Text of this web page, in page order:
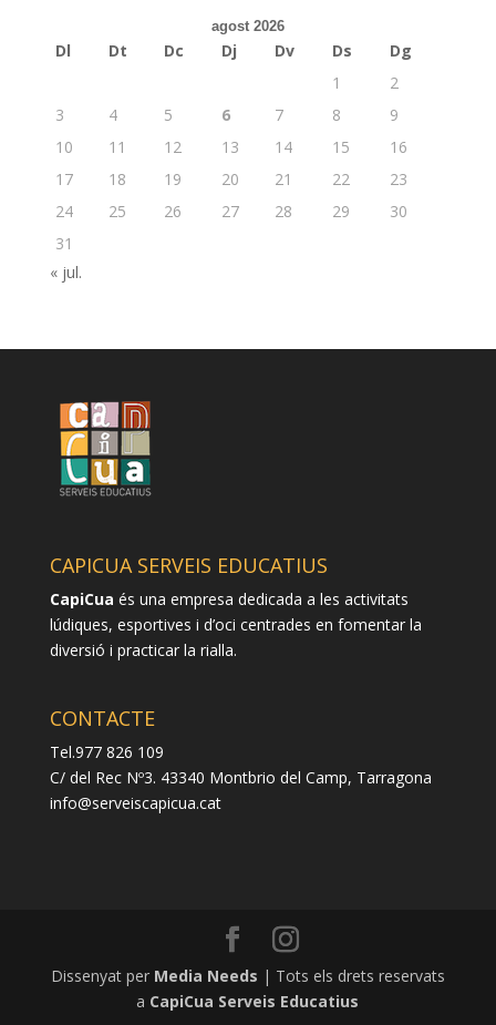
agost 2026
Dl Dt Dc Dj Dv Ds
Dg
1
2
3
4 5 6 7 8
9
10
11 12 13 14 15
16
17
18 19 20 21 22
23
24
25 26 27 28 29
30
31
« jul.
CAPICUA SERVEIS EDUCATIUS
CapiCua és una empresa dedicada a les activitats
lúdiques, esportives i d’oci centrades en fomentar la
diversió i practicar la rialla.
CONTACTE
Tel.977 826 109
C/ del Rec Nº3. 43340 Montbrio del Camp, Tarragona
info@serveiscapicua.cat
Dissenyat per Media Needs | Tots els drets reservats
a CapiCua Serveis Educatius